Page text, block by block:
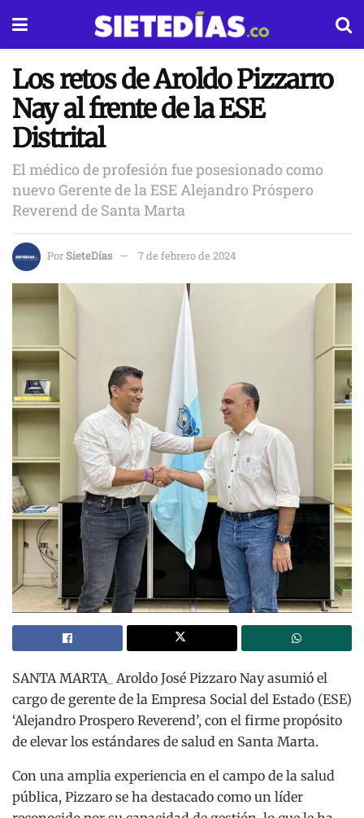
Los retos de Aroldo Pizzarro
Nay al frente de la ESE
Distrital
El médico de profesión fue posesionado como
nuevo Gerente de la ESE Alejandro Próspero
Reverend de Santa Marta
PorSieteDías 7 de febrero de 2024
SANTA MARTA_ Aroldo José Pizzaro Nay asumió el
cargo de gerente de la Empresa Social del Estado (ESE)
‘Alejandro Prospero Reverend’, con el firme propósito
de elevar los estándares de salud en Santa Marta.
Con una amplia experiencia en el campo de la salud
pública, Pizzaro se ha destacado como un líder